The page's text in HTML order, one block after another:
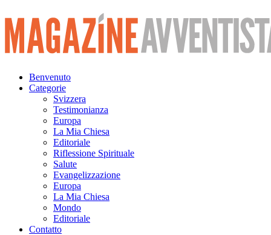
Vai
al
contenuto
Benvenuto
Categorie
Svizzera
Testimonianza
Europa
La Mia Chiesa
Editoriale
Riflessione Spirituale
Salute
Evangelizzazione
Europa
La Mia Chiesa
Mondo
Editoriale
Contatto